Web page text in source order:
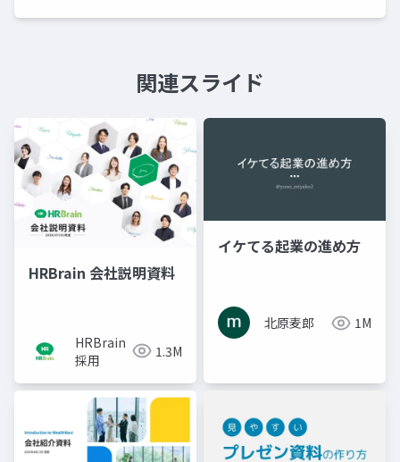
関連スライド
HRBrain 会社説明資料
HRBrain
採用
1.3M
イケてる起業の進め方
北原麦郎 1M